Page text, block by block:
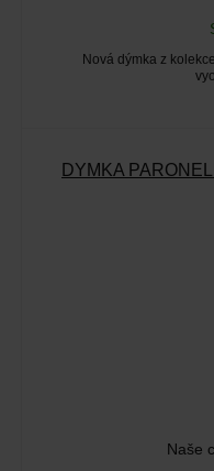
Nová dýmka z
DÝMKA
Naše